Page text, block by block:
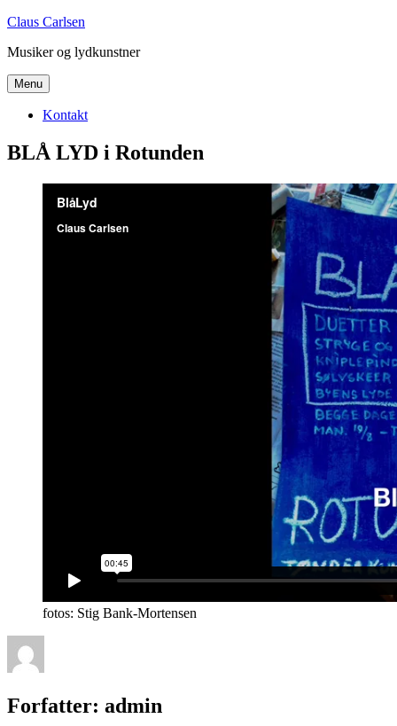
Videre
indhold
Claus Carlsen
Musiker og lydkunstner
Menu
Kontakt
BLÅ LYD i Rotunden
fotos: Stig Bank-Mortensen
Forfatter: admin